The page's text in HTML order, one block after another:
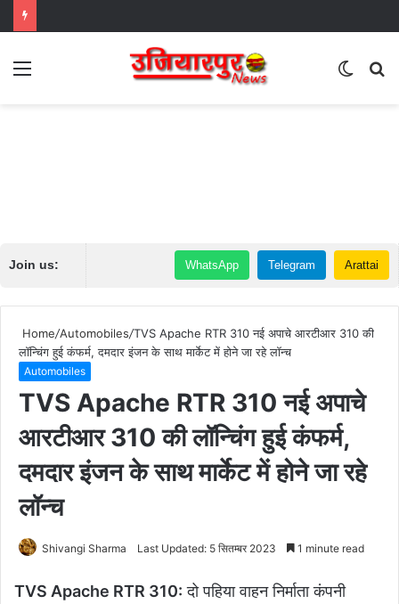
Menu
Switch
Join us: WhatsApp Telegram Arattai
Home/Automobiles/TVS Apache RTR 310 नई अपाचे आरटीआर 310 की
लॉन्चिंग हुई कंफर्म, दमदार इंजन के साथ मार्केट में होने जा रहे लॉन्च
Automobiles
TVS Apache RTR 310 नई अपाचे
आरटीआर 310 की लॉन्चिंग हुई कंफर्म,
दमदार इंजन के साथ मार्केट में होने जा रहे
लॉन्च
Shivangi Sharma Last Updated: 5 सितम्बर 2023 1 minute read
TVS Apache RTR 310: दो पहिया वाहन निर्माता कंपनी